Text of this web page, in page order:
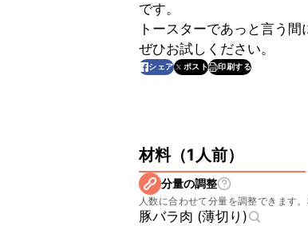
です。
トースターであっと言う
ぜひお試しください。
シェア ポスト 印刷する
材料（1人前）
分量の調整
人数に合わせて分量を調整できます
豚バラ肉 (薄切り)